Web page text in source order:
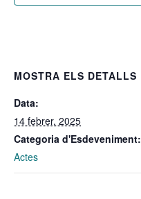
MOSTRA ELS DETALLS
Data:
14 febrer, 2025
Categoria d'Esdeveniment:
Actes